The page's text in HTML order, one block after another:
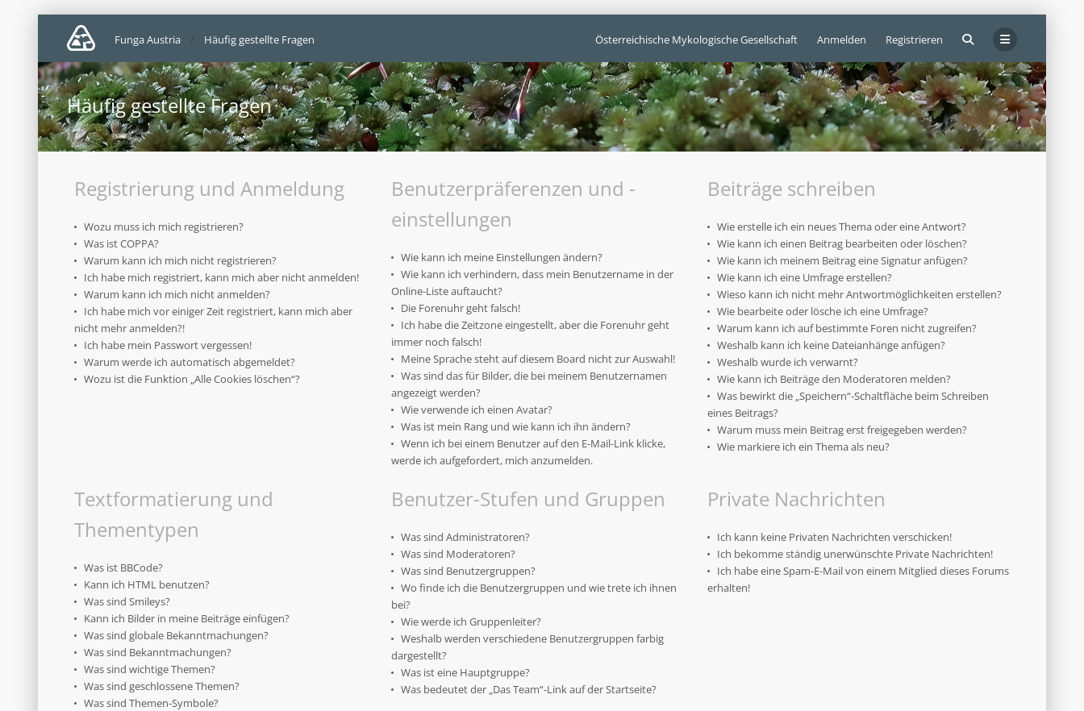
Österreichische Mykologische Gesellschaft Anmelden Registrieren
Funga Austria Häufig gestellte Fragen
Häufig gestellte Fragen
Registrierung und Anmeldung
Wozu muss ich mich registrieren?
Was ist COPPA?
Warum kann ich mich nicht registrieren?
Ich habe mich registriert, kann mich aber nicht anmelden!
Warum kann ich mich nicht anmelden?
Ich habe mich vor einiger Zeit registriert, kann mich aber
nicht mehr anmelden?!
Ich habe mein Passwort vergessen!
Warum werde ich automatisch abgemeldet?
Wozu ist die Funktion „Alle Cookies löschen“?
Benutzerpräferenzen und -
einstellungen
Wie kann ich meine Einstellungen ändern?
Wie kann ich verhindern, dass mein Benutzername in der
Online-Liste auftaucht?
Die Forenuhr geht falsch!
Ich habe die Zeitzone eingestellt, aber die Forenuhr geht
immer noch falsch!
Meine Sprache steht auf diesem Board nicht zur Auswahl!
Was sind das für Bilder, die bei meinem Benutzernamen
angezeigt werden?
Wie verwende ich einen Avatar?
Was ist mein Rang und wie kann ich ihn ändern?
Wenn ich bei einem Benutzer auf den E-Mail-Link klicke,
werde ich aufgefordert, mich anzumelden.
Beiträge schreiben
Wie erstelle ich ein neues Thema oder eine Antwort?
Wie kann ich einen Beitrag bearbeiten oder löschen?
Wie kann ich meinem Beitrag eine Signatur anfügen?
Wie kann ich eine Umfrage erstellen?
Wieso kann ich nicht mehr Antwortmöglichkeiten erstellen?
Wie bearbeite oder lösche ich eine Umfrage?
Warum kann ich auf bestimmte Foren nicht zugreifen?
Weshalb kann ich keine Dateianhänge anfügen?
Weshalb wurde ich verwarnt?
Wie kann ich Beiträge den Moderatoren melden?
Was bewirkt die „Speichern“-Schaltfläche beim Schreiben
eines Beitrags?
Warum muss mein Beitrag erst freigegeben werden?
Wie markiere ich ein Thema als neu?
Textformatierung und
Thementypen
Was ist BBCode?
Kann ich HTML benutzen?
Was sind Smileys?
Kann ich Bilder in meine Beiträge einfügen?
Was sind globale Bekanntmachungen?
Was sind Bekanntmachungen?
Was sind wichtige Themen?
Was sind geschlossene Themen?
Was sind Themen-Symbole?
Benutzer-Stufen und Gruppen
Was sind Administratoren?
Was sind Moderatoren?
Was sind Benutzergruppen?
Wo finde ich die Benutzergruppen und wie trete ich ihnen
bei?
Wie werde ich Gruppenleiter?
Weshalb werden verschiedene Benutzergruppen farbig
dargestellt?
Was ist eine Hauptgruppe?
Was bedeutet der „Das Team“-Link auf der Startseite?
Private Nachrichten
Ich kann keine Privaten Nachrichten verschicken!
Ich bekomme ständig unerwünschte Private Nachrichten!
Ich habe eine Spam-E-Mail von einem Mitglied dieses Forums
erhalten!